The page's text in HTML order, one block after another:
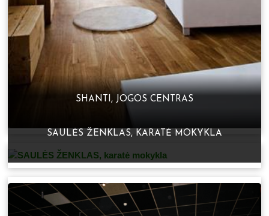
SHANTI, JOGOS CENTRAS
SAULĖS ŽENKLAS, KARATĖ MOKYKLA